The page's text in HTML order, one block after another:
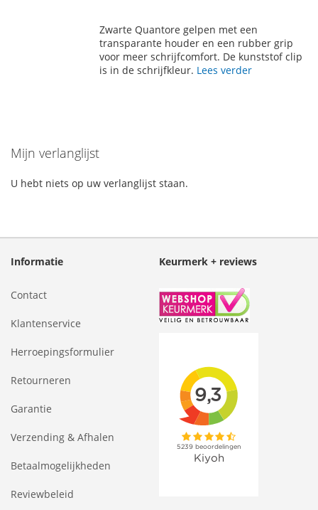
AAN
VERLANGLIJST
TE
VERGELIJKEN
Zwarte Quantore gelpen met een
transparante houder en een rubber grip
voor meer schrijfcomfort. De kunststof clip
is in de schrijfkleur. Lees verder
Mijn verlanglijst
U hebt niets op uw verlanglijst staan.
Informatie
Contact
Klantenservice
Herroepingsformulier
Retourneren
Garantie
Verzending & Afhalen
Betaalmogelijkheden
Reviewbeleid
Keurmerk + reviews